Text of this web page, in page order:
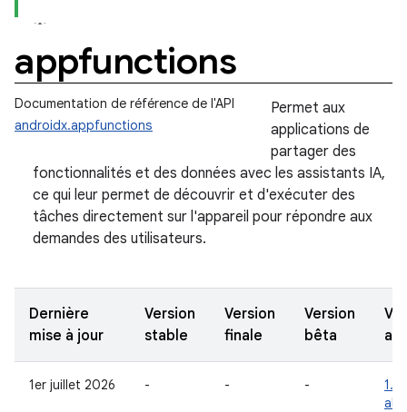
appfunctions
Documentation de référence de l'API
androidx.appfunctions
Permet aux
applications de
partager des
fonctionnalités et des données avec les assistants IA,
ce qui leur permet de découvrir et d'exécuter des
tâches directement sur l'appareil pour répondre aux
demandes des utilisateurs.
Dernière
mise à jour
Version
stable
Version
finale
Version
bêta
1er juillet 2026 - - -